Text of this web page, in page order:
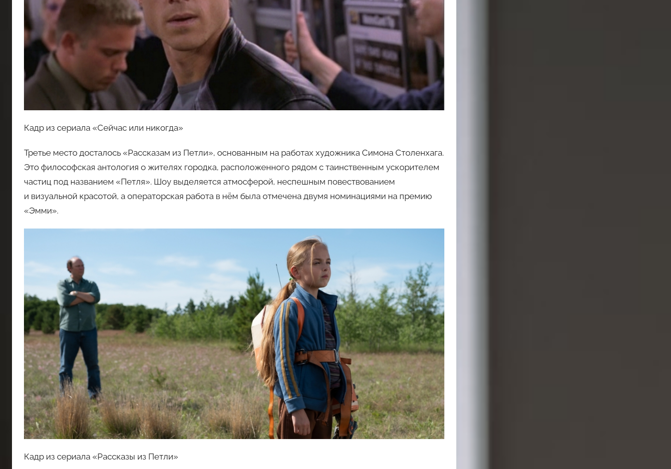
Кадр из сериала «Сейчас или никогда»
Третье место досталось «Рассказам из Петли», основанным на работах художника Симона Столенхага.
Это философская антология о жителях городка, расположенного рядом с таинственным ускорителем
частиц под названием «Петля». Шоу выделяется атмосферой, неспешным повествованием
и визуальной красотой, а операторская работа в нём была отмечена двумя номинациями на премию
«Эмми».
Кадр из сериала «Рассказы из Петли»